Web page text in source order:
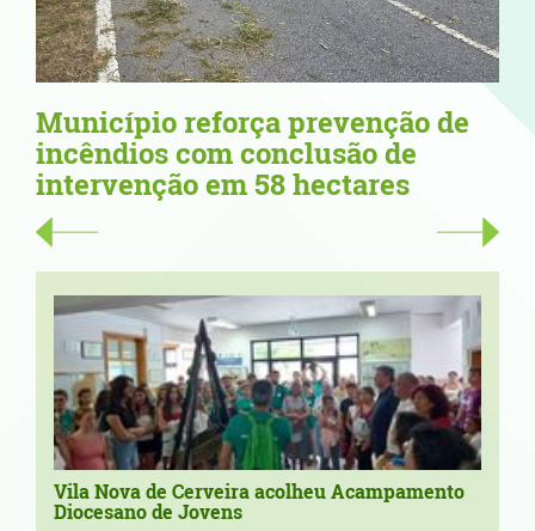
de
de
67,34 metros de orgulho:
Deniz Ruiz projeta Vila
Cerveira no ...
Vila Nova de Cerveira acolheu Acampamento
Diocesano de Jovens